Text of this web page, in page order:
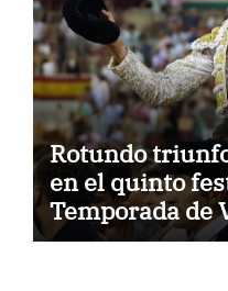
Rotundo
en el quinto
Temporada de